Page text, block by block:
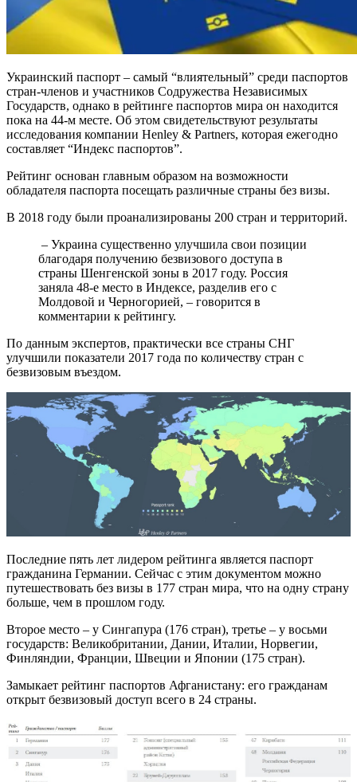
Украинский паспорт – самый “влиятельный” среди паспортов
стран-членов и участников Содружества Независимых
Государств, однако в рейтинге паспортов мира он находится
пока на 44-м месте. Об этом свидетельствуют результаты
исследования компании Henley & Partners, которая ежегодно
составляет “Индекс паспортов”.
Рейтинг основан главным образом на возможности
обладателя паспорта посещать различные страны без визы.
В 2018 году были проанализированы 200 стран и территорий.
– Украина существенно улучшила свои позиции
благодаря получению безвизового доступа в
страны Шенгенской зоны в 2017 году. Россия
заняла 48-е место в Индексе, разделив его с
Молдовой и Черногорией, – говорится в
комментарии к рейтингу.
По данным экспертов, практически все страны СНГ
улучшили показатели 2017 года по количеству стран с
безвизовым въездом.
Последние пять лет лидером рейтинга является паспорт
гражданина Германии. Сейчас с этим документом можно
путешествовать без визы в 177 стран мира, что на одну страну
больше, чем в прошлом году.
Второе место – у Сингапура (176 стран), третье – у восьми
государств: Великобритании, Дании, Италии, Норвегии,
Финляндии, Франции, Швеции и Японии (175 стран).
Замыкает рейтинг паспортов Афганистану: его гражданам
открыт безвизовый доступ всего в 24 страны.